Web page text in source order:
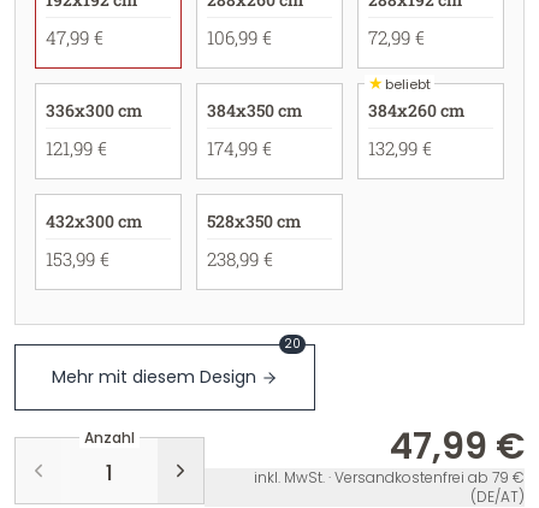
47,99 € 106,99 € 72,99 €
336x300 cm
121,99 €
384x350 cm
174,99 €
★beliebt
384x260 cm
132,99 €
432x300 cm
153,99 €
528x350 cm
238,99 €
Mehr mit diesem Design
20
Anzahl 47,99 €
inkl. MwSt. · Versandkostenfrei ab 79 €
(DE/AT)